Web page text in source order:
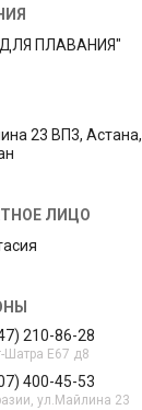
ПЛАВАНИЯ"
23 ВП3, Астана,
210-86-28
Шатра Е67 д8
400-45-53
ул.Майлина 23